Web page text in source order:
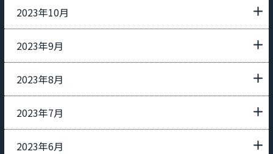
2023年10月
2023年9月
2023年8月
2023年7月
2023年6月